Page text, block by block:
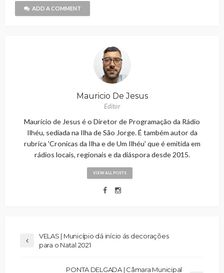
ADD A COMMENT
Mauricio De Jesus
Editor
Maurício de Jesus é o Diretor de Programação da Rádio
Ilhéu, sediada na Ilha de São Jorge. É também autor da
rubrica 'Cronicas da Ilha e de Um Ilhéu' que é emitida em
rádios locais, regionais e da diáspora desde 2015.
VIEW ALL POSTS
VELAS | Município dá início ás decorações
para o Natal 2021
PONTA DELGADA | Câmara Municipal